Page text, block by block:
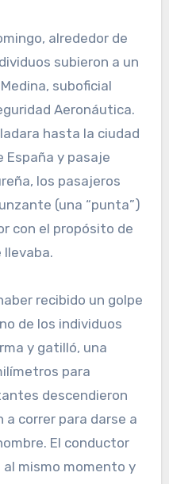
alrededor de
subieron a un
suboficial
Aeronáutica.
hasta la ciudad
España y pasaje
los pasajeros
(una “punta”)
con el propósito de
llevaba.
recibido un golpe
de los individuos
y gatilló, una
para
descendieron
a correr para darse a
El conductor
mismo momento y